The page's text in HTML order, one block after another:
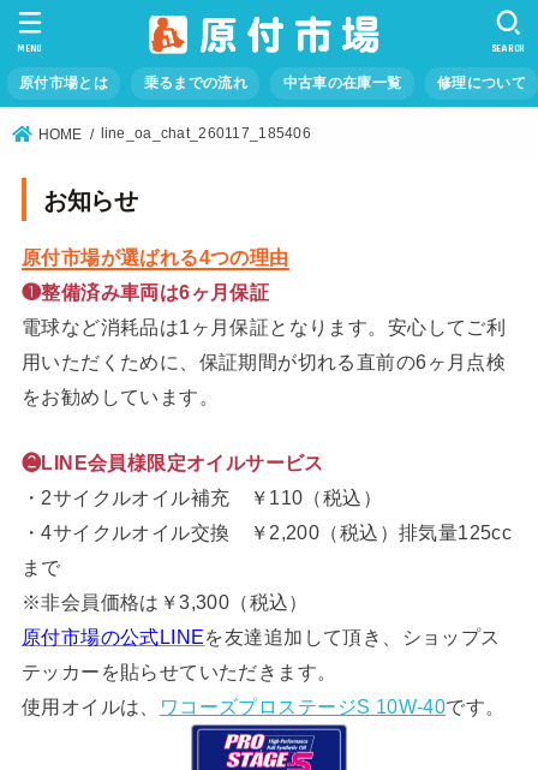
原付市場とは 乗るまでの流れ 中古車の在庫一覧 修理について
SEARCH
MENU
HOME line_oa_chat_260117_185406
お知らせ
原付市場が選ばれる4つの理由
❶整備済み車両は6ヶ月保証
電球など消耗品は1ヶ月保証となります。安心してご利
用いただくために、保証期間が切れる直前の6ヶ月点検
をお勧めしています。
❷LINE会員様限定オイルサービス
・2サイクルオイル補充 ￥110（税込）
・4サイクルオイル交換 ￥2,200（税込）排気量125cc
まで
※非会員価格は￥3,300（税込）
原付市場の公式LINEを友達追加して頂き、ショップス
テッカーを貼らせていただきます。
使用オイルは、
ワコーズプロステージS 10W-40です。